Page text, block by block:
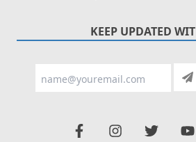
KEEP UPDATED